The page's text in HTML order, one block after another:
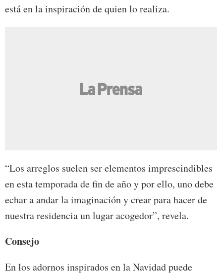
está en la inspiración de quien lo realiza.
“Los arreglos suelen ser elementos imprescindibles
en esta temporada de fin de año y por ello, uno debe
echar a andar la imaginación y crear para hacer de
nuestra residencia un lugar acogedor”, revela.
Consejo
En los adornos inspirados en la Navidad puede